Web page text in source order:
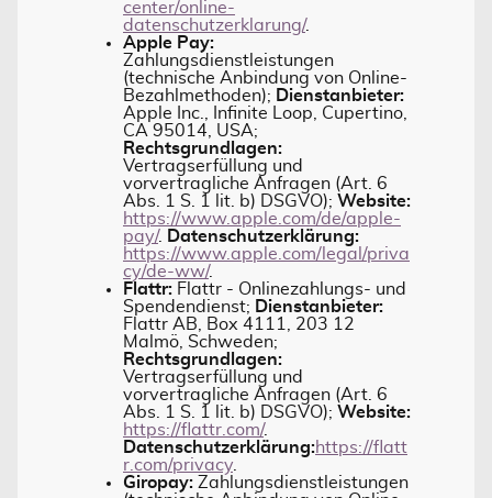
center/online-
datenschutzerklarung/.
Apple Pay:
Zahlungsdienstleistungen
(technische Anbindung von Online-
Bezahlmethoden); Dienstanbieter:
Apple Inc., Infinite Loop, Cupertino,
CA 95014, USA;
Rechtsgrundlagen:
Vertragserfüllung und
vorvertragliche Anfragen (Art. 6
Abs. 1 S. 1 lit. b) DSGVO); Website:
https://www.apple.com/de/apple-
pay/. Datenschutzerklärung:
https://www.apple.com/legal/priva
cy/de-ww/.
Flattr: Flattr - Onlinezahlungs- und
Spendendienst; Dienstanbieter:
Flattr AB, Box 4111, 203 12
Malmö, Schweden;
Rechtsgrundlagen:
Vertragserfüllung und
vorvertragliche Anfragen (Art. 6
Abs. 1 S. 1 lit. b) DSGVO); Website:
https://flattr.com/.
Datenschutzerklärung:https://flatt
r.com/privacy
Giropay: Zahlungsdienstleistungen